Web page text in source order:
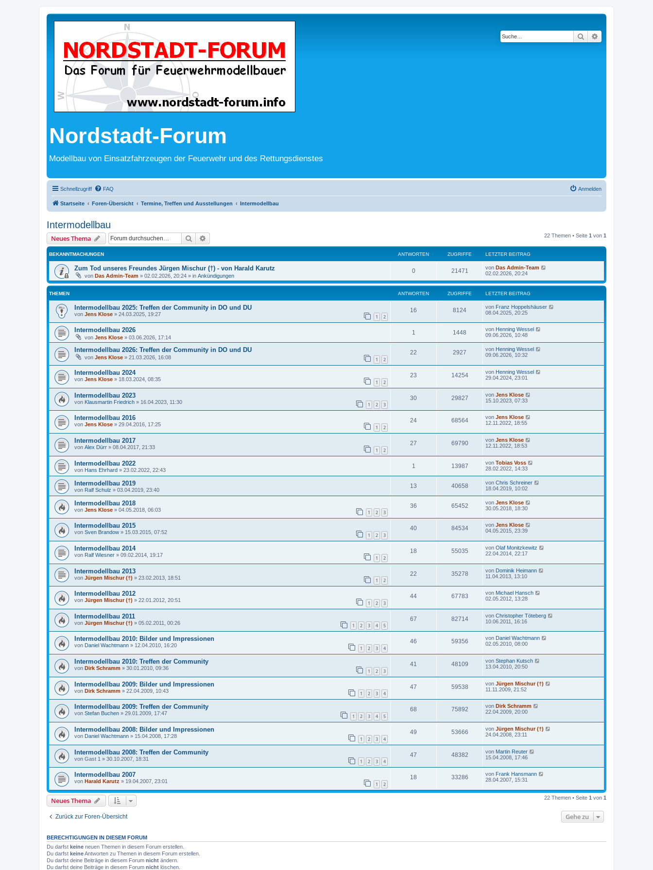
Nordstadt-Forum
Modellbau von Einsatzfahrzeugen der Feuerwehr und des Rettungsdienstes
Suche
Schnellzugriff FAQ Anmelden
Startseite Foren-Übersicht Termine, Treffen und Ausstellungen Intermodellbau
Intermodellbau
Neues Thema Suche 22 Themen • Seite 1 von 1
BEKANNTMACHUNGEN ANTWORTEN ZUGRIFFE LETZTER BEITRAG
Zum Tod unseres Freundes Jürgen Mischur (†) - von Harald Karutz
von Das Admin-Team » 02.02.2026, 20:24 » in Ankündigungen
0 21471 von Das Admin-Team
02.02.2026, 20:24
THEMEN ANTWORTEN ZUGRIFFE LETZTER BEITRAG
Intermodellbau 2025: Treffen der Community in DO und DU
von Jens Klose » 24.03.2025, 19:27 1 2
16 8124 von Franz Hoppelshäuser
08.04.2025, 20:25
Intermodellbau 2026
von Jens Klose » 03.06.2026, 17:14
1 1448 von Henning Wessel
09.06.2026, 10:48
Intermodellbau 2026: Treffen der Community in DO und DU
von Jens Klose » 21.03.2026, 16:08 1 2
22 2927 von Henning Wessel
09.06.2026, 10:32
Intermodellbau 2024
von Jens Klose » 18.03.2024, 08:35 1 2
23 14254 von Henning Wessel
29.04.2024, 23:01
Intermodellbau 2023
von Klausmartin Friedrich » 16.04.2023, 11:30 1 2 3
30 29827 von Jens Klose
15.10.2023, 07:33
Intermodellbau 2016
von Jens Klose » 29.04.2016, 17:25 1 2
24 68564 von Jens Klose
12.11.2022, 18:55
Intermodellbau 2017
von Alex Dürr » 08.04.2017, 21:33 1 2
27 69790 von Jens Klose
12.11.2022, 18:53
Intermodellbau 2022
von Hans Ehrhard » 23.02.2022, 22:43
1 13987 von Tobias Voss
28.02.2022, 14:33
Intermodellbau 2019
von Ralf Schulz » 03.04.2019, 23:40
13 40658 von Chris Schreiner
18.04.2019, 10:02
Intermodellbau 2018
von Jens Klose » 04.05.2018, 06:03 1 2 3
36 65452 von Jens Klose
30.05.2018, 18:30
Intermodellbau 2015
von Sven Brandow » 15.03.2015, 07:52 1 2 3
40 84534 von Jens Klose
04.05.2015, 23:39
Intermodellbau 2014
von Ralf Wiesner » 09.02.2014, 19:17 1 2
18 55035 von Olaf Monitzkewitz
22.04.2014, 22:17
Intermodellbau 2013
von Jürgen Mischur (†) » 23.02.2013, 18:51 1 2
22 35278 von Dominik Heimann
11.04.2013, 13:10
Intermodellbau 2012
von Jürgen Mischur (†) » 22.01.2012, 20:51 1 2 3
44 67783 von Michael Hansch
02.05.2012, 13:28
Intermodellbau 2011
von Jürgen Mischur (†) » 05.02.2011, 00:26 1 2 3 4 5
67 82714 von Christopher Töteberg
10.06.2011, 16:16
Intermodellbau 2010: Bilder und Impressionen
von Daniel Wachtmann » 12.04.2010, 16:20 1 2 3 4
46 59356 von Daniel Wachtmann
02.05.2010, 08:00
Intermodellbau 2010: Treffen der Community
von Dirk Schramm » 30.01.2010, 09:36 1 2 3
41 48109 von Stephan Kutsch
13.04.2010, 20:50
Intermodellbau 2009: Bilder und Impressionen
von Dirk Schramm » 22.04.2009, 10:43 1 2 3 4
47 59538 von Jürgen Mischur (†)
11.11.2009, 21:52
Intermodellbau 2009: Treffen der Community
von Stefan Buchen » 29.01.2009, 17:47 1 2 3 4 5
68 75892 von Dirk Schramm
22.04.2009, 20:00
Intermodellbau 2008: Bilder und Impressionen
von Daniel Wachtmann » 15.04.2008, 17:28 1 2 3 4
49 53666 von Jürgen Mischur (†)
24.04.2008, 23:11
Intermodellbau 2008: Treffen der Community
von Gast 1 » 30.10.2007, 18:31 1 2 3 4
47 48382 von Martin Reuter
15.04.2008, 17:46
Intermodellbau 2007
von Harald Karutz » 19.04.2007, 23:01 1 2
18 33286 von Frank Hansmann
28.04.2007, 15:31
Neues Thema 22 Themen • Seite 1 von 1
Zurück zur Foren-Übersicht Gehe zu
BERECHTIGUNGEN IN DIESEM FORUM
Du darfst keine neuen Themen in diesem Forum erstellen.
Du darfst keineAntworten zu Themen in diesem Forum erstellen.
Du darfst deine Beiträge in diesem Forum nicht ändern.
Du darfst deine Beiträge in diesem Forum nicht löschen.